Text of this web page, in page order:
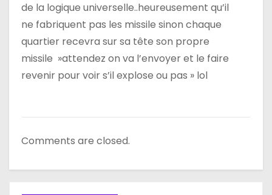
e
de la logique universelle..heureusement qu’il
ne fabriquent pas les missile sinon chaque
quartier recevra sur sa tête son propre
missile »attendez on va l’envoyer et le faire
revenir pour voir s’il explose ou pas » lol
Comments are closed.